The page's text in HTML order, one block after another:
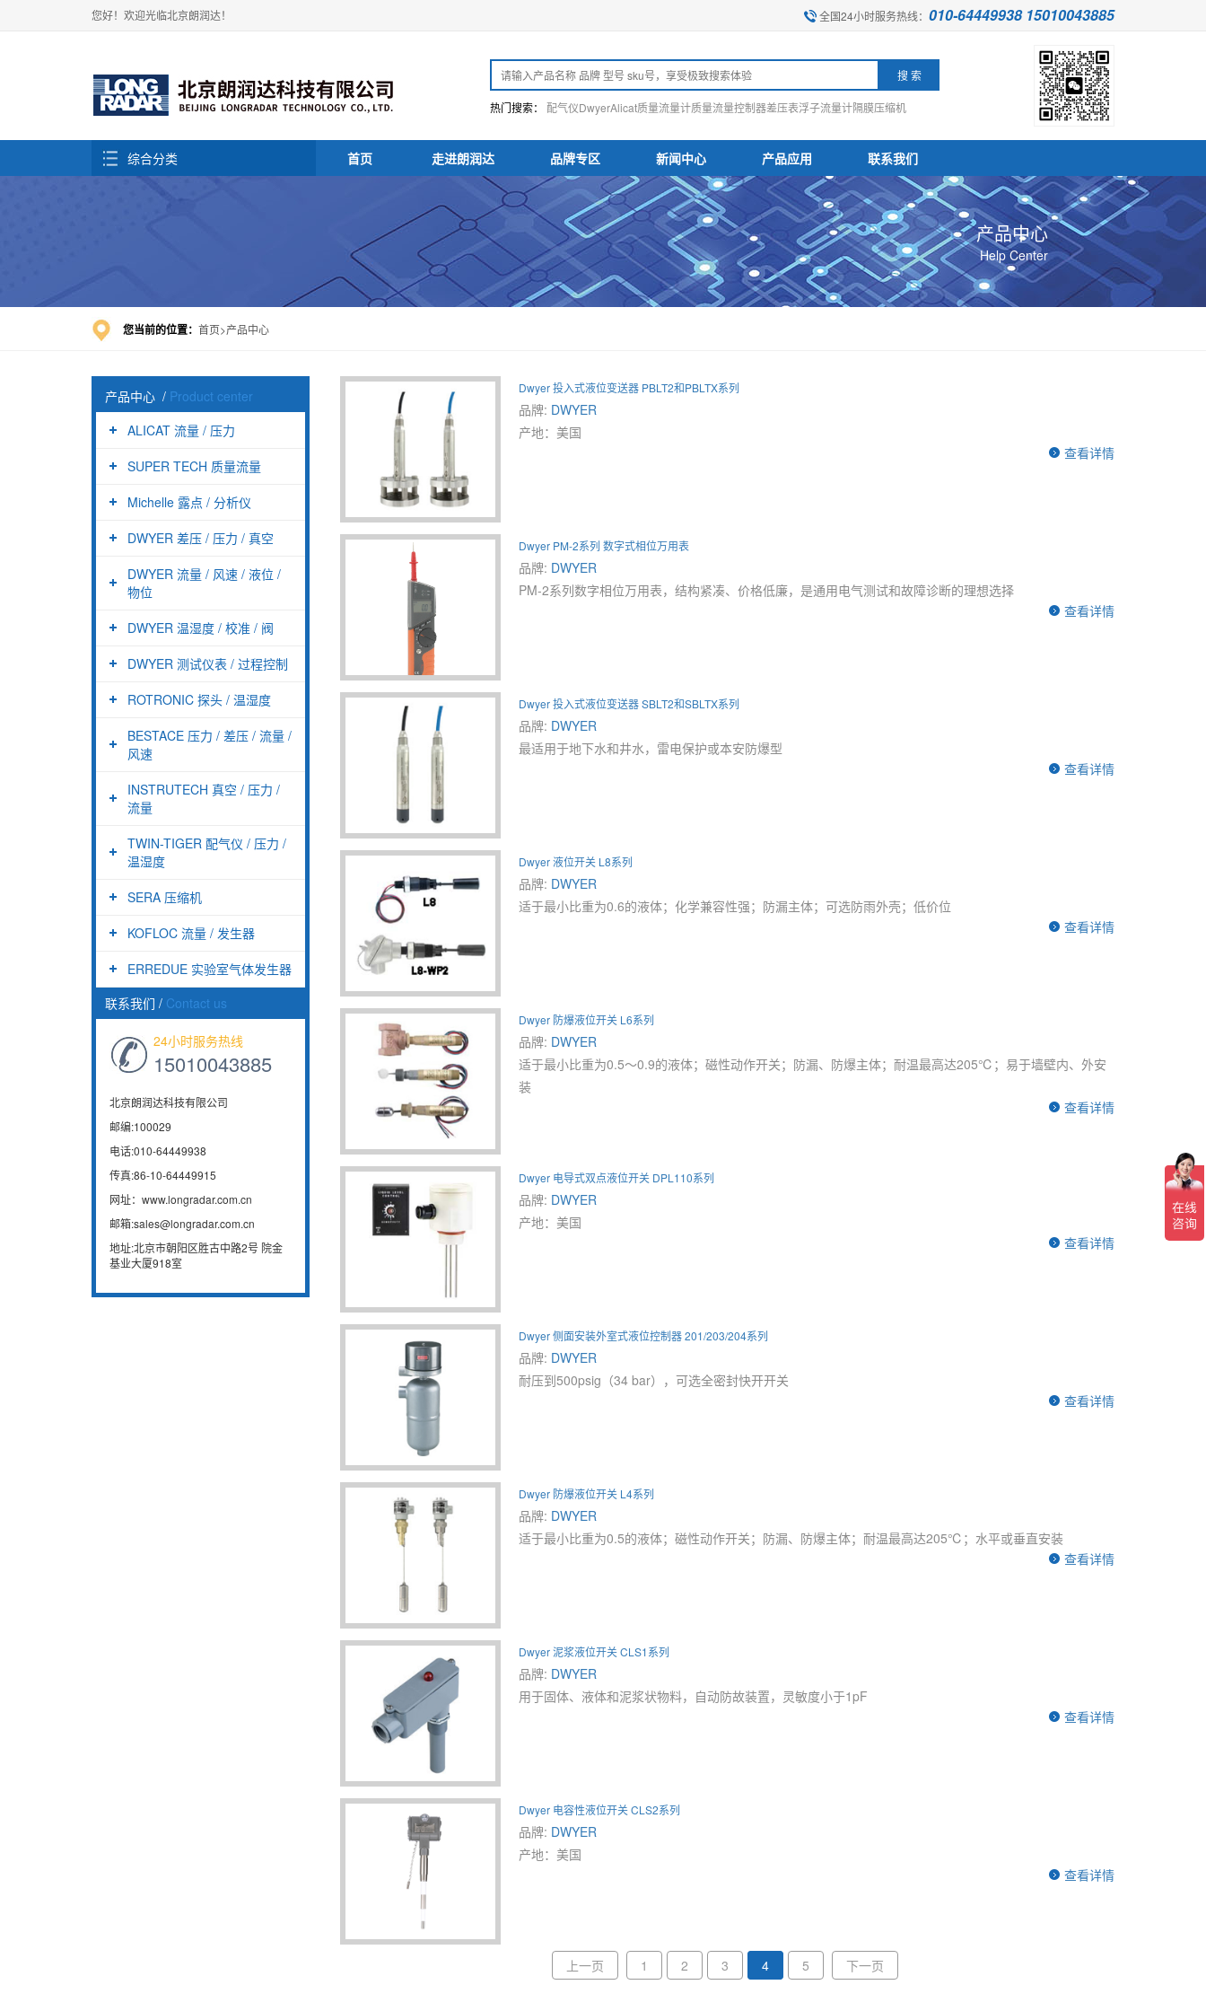
您好！欢迎光临北京朗润达！ 全国24小时服务热线： 010-64449938 15010043885
热门搜索： 配气仪DwyerAlicat质量流量计质量流量控制器差压表浮子流量计隔膜压缩机
综合分类 首页 走进朗润达 品牌专区 新闻中心 产品应用 联系我们
产品中心
Help Center
您当前的位置： 首页 产品中心
产品中心 / Product center
ALICAT 流量 / 压力
SUPER TECH 质量流量
Michelle 露点 / 分析仪
DWYER 差压 / 压力 / 真空
DWYER 流量 / 风速 / 液位 /
物位
DWYER 温湿度 / 校准 / 阀
DWYER 测试仪表 / 过程控制
ROTRONIC 探头 / 温湿度
BESTACE 压力 / 差压 / 流量 /
风速
INSTRUTECH 真空 / 压力 /
流量
TWIN-TIGER 配气仪 / 压力 /
温湿度
SERA 压缩机
KOFLOC 流量 / 发生器
ERREDUE 实验室气体发生器
联系我们 / Contact us
24小时服务热线
15010043885
北京朗润达科技有限公司
邮编:100029
电话:010-64449938
传真:86-10-64449915
网址：www.longradar.com.cn
邮箱:sales@longradar.com.cn
地址:北京市朝阳区胜古中路2号 院金
基业大厦918室
Dwyer 投入式液位变送器 PBLT2和PBLTX系列
品牌: DWYER
产地：美国
查看详情
Dwyer PM-2系列 数字式相位万用表
品牌: DWYER
PM-2系列数字相位万用表，结构紧凑、价格低廉，是通用电气测试和故障诊断的理想选择
查看详情
Dwyer 投入式液位变送器 SBLT2和SBLTX系列
品牌: DWYER
最适用于地下水和井水，雷电保护或本安防爆型
查看详情
Dwyer 液位开关 L8系列
品牌: DWYER
适于最小比重为0.6的液体；化学兼容性强；防漏主体；可选防雨外壳；低价位
查看详情
Dwyer 防爆液位开关 L6系列
品牌: DWYER
适于最小比重为0.5～0.9的液体；磁性动作开关；防漏、防爆主体；耐温最高达205℃；易于墙壁内、外安
装
查看详情
Dwyer 电导式双点液位开关 DPL110系列
品牌: DWYER
产地：美国
查看详情
Dwyer 侧面安装外室式液位控制器 201/203/204系列
品牌: DWYER
耐压到500psig（34 bar），可选全密封快开开关
查看详情
Dwyer 防爆液位开关 L4系列
品牌: DWYER
适于最小比重为0.5的液体；磁性动作开关；防漏、防爆主体；耐温最高达205℃；水平或垂直安装
查看详情
Dwyer 泥浆液位开关 CLS1系列
品牌: DWYER
用于固体、液体和泥浆状物料，自动防故装置，灵敏度小于1pF
查看详情
Dwyer 电容性液位开关 CLS2系列
品牌: DWYER
产地：美国
查看详情
上一页 1 2 3 4 5 下一页